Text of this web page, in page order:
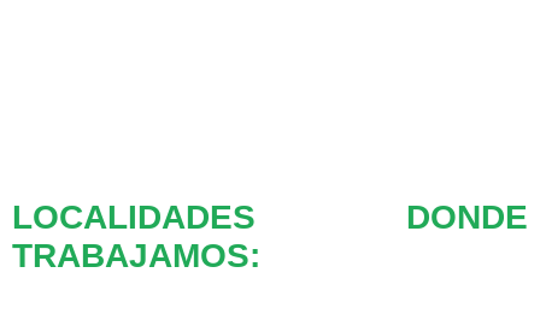
LOCALIDADES DONDE
TRABAJAMOS: